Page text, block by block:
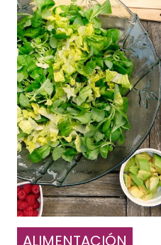
ALIMENTACIÓN